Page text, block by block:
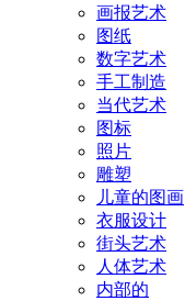
画报艺术
图纸
数字艺术
手工制造
当代艺术
图标
照片
雕塑
儿童的图画
衣服设计
街头艺术
人体艺术
内部的